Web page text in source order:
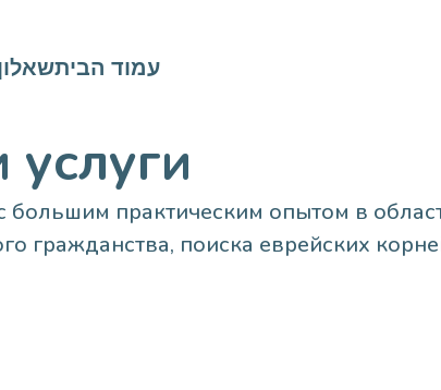
עמוד הבית
практическим опытом в
гражданства, поиска еврейских